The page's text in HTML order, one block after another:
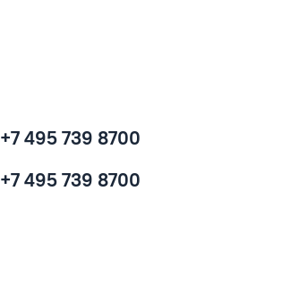
+7 495 739 8700
+7 495 739 8700